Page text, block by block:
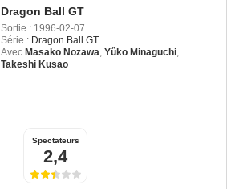
Dragon Ball GT
Sortie : 1996-02-07
Série : Dragon Ball GT
Avec Masako Nozawa Yûko Minaguchi
Takeshi Kusao
Spectateurs
2,4